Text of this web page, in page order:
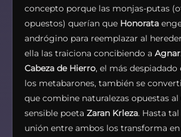
concepto porque las monjas-putas
opuestos) querían que Honorata
andrógino para reemplazar al
ella las traiciona concibiendo a Agnar.
Cabeza de Hierro, el más
los metabarones, también se
que combine naturalezas opuestas
sensible poeta Zaran Krleza. Hasta
unión entre ambos los transforma en